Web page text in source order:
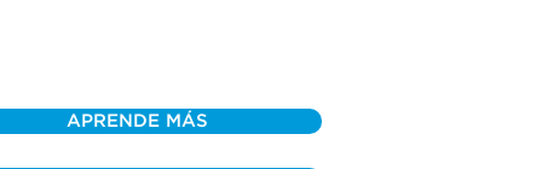
APRENDE MÁS